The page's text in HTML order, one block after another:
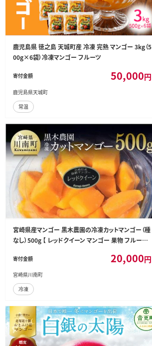
鹿児島県 徳之島 天城町産 冷凍 完熟 マンゴー 3kg（5
00g×6袋）冷凍マンゴー フルーツ
寄付金額 50,000円
鹿児島県天城町
常温
宮崎県産マンゴー 黒木農園の冷凍カットマンゴー（種
なし）500g 【 レッドクイーン マンゴー 果物 フルーツ
寄付金額 20,000円
宮崎県川南町
冷凍